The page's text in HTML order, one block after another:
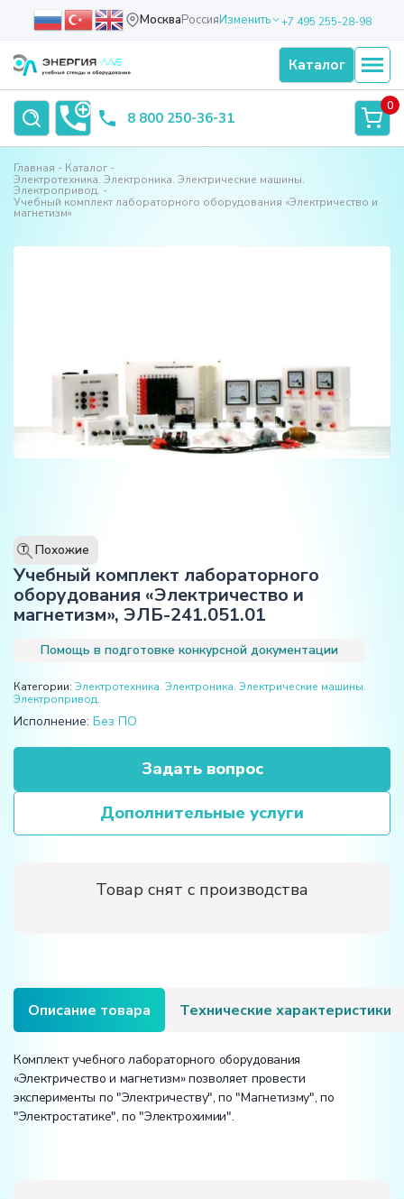
МоскваРоссияИзменить +7 495 255-28-98
Каталог
8 800 250-36-31
0
Главная
Каталог
Электротехника. Электроника. Электрические машины.
Электропривод.
Учебный комплект лабораторного оборудования «Электричество и
магнетизм»
T Похожие
Учебный комплект лабораторного
оборудования «Электричество и
магнетизм», ЭЛБ-241.051.01
Помощь в подготовке конкурсной документации
Категории: Электротехника. Электроника. Электрические машины.
Электропривод.
Исполнение: Без ПО
Задать вопрос
Дополнительные услуги
Товар снят с производства
Описание товара Технические характеристики
Комплект учебного лабораторного оборудования
«Электричество и магнетизм» позволяет провести
эксперименты по "Электричеству", по "Магнетизму", по
"Электростатике", по "Электрохимии".